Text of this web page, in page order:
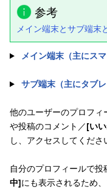
参考
メイン端末とサブ端末
メイン端末（主にスマ
サブ端末（主にタブレ
他のユーザーのプロフ
や投稿のコメント／[い
し、アクセスしてくださ
自分のプロフィールで
中]にも表示されるため